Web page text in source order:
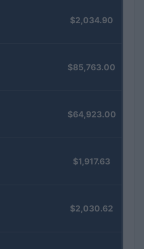
$2,034.90
$85,763.00
$64,923.00
$1,917.63
$2,030.62